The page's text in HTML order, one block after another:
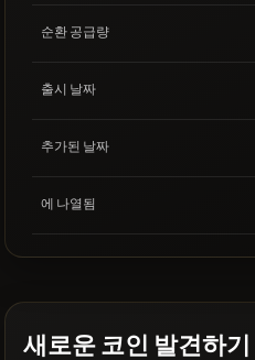
순환 공급량
출시 날짜
추가된 날짜
에 나열됨
새로운 코인 발견하기